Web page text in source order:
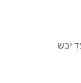
יבש